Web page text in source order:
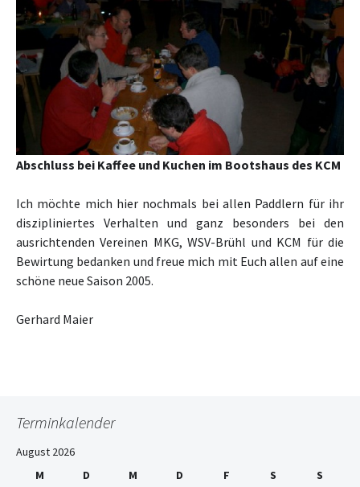
Abschluss bei Kaffee und Kuchen im Bootshaus des KCM
Ich möchte mich hier nochmals bei allen Paddlern für ihr
diszipliniertes Verhalten und ganz besonders bei den
ausrichtenden Vereinen MKG, WSV-Brühl und KCM für die
Bewirtung bedanken und freue mich mit Euch allen auf eine
schöne neue Saison 2005.
Gerhard Maier
Terminkalender
August 2026
M
D M D F S
S